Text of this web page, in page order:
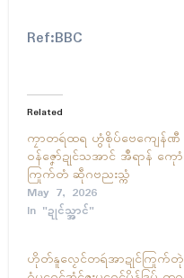
Ref:BBC
Related
ကၠာတရဴထရ ဟွံစိုပ်ဗေကျေန်ဏီ
ဝန်ဇၞော်ဍုၚ်သအာၚ် အဳရာန် ကေုာံ
ကြုက်တံ ဆဵုဂဗညးသ္ကံ
May 7, 2026
In "ဍုၚ်သ္အာၚ်"
ဟိုတ်နူလၟေၚ်တရဴအာဍုၚ်ကြုက်တုဲ